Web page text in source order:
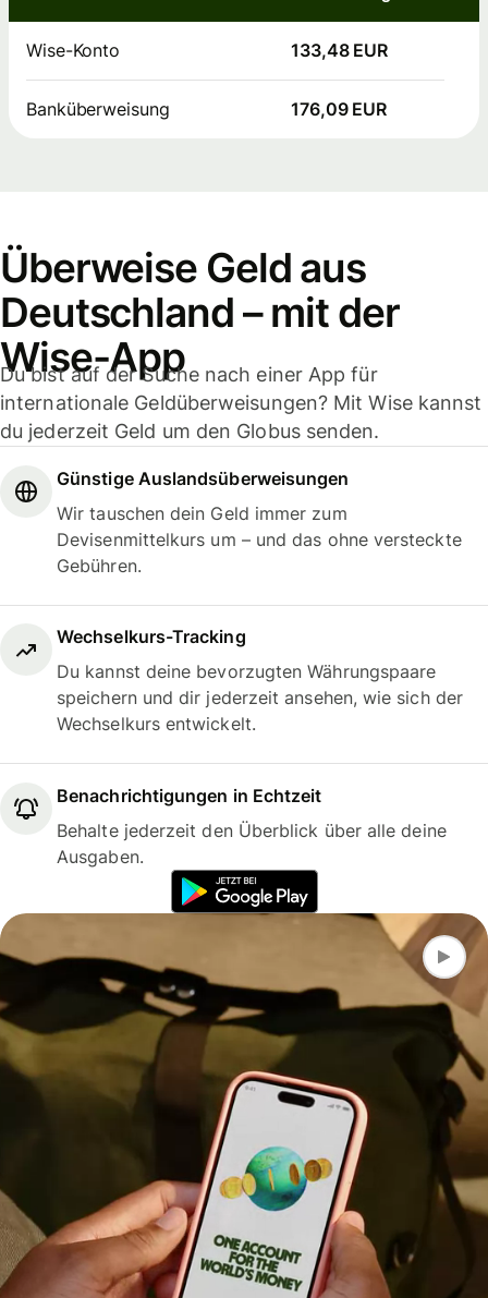
Wise-Konto 133,48 EUR
Banküberweisung 176,09 EUR
Überweise Geld aus
Deutschland – mit der
Wise-App
Du bist auf der Suche nach einer App für
internationale Geldüberweisungen? Mit Wise kannst
du jederzeit Geld um den Globus senden.
Günstige Auslandsüberweisungen
Wir tauschen dein Geld immer zum
Devisenmittelkurs um – und das ohne versteckte
Gebühren.
Wechselkurs-Tracking
Du kannst deine bevorzugten Währungspaare
speichern und dir jederzeit ansehen, wie sich der
Wechselkurs entwickelt.
Benachrichtigungen in Echtzeit
Behalte jederzeit den Überblick über alle deine
Ausgaben.